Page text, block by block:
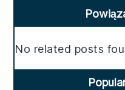
Sidebar
No related posts